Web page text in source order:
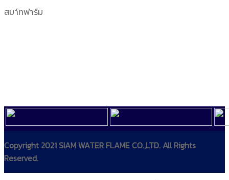
สมา์ทฟาร์ม
Copyright 2021 SIAM WATER FLAME CO.,LTD. All Rights
Reserved.